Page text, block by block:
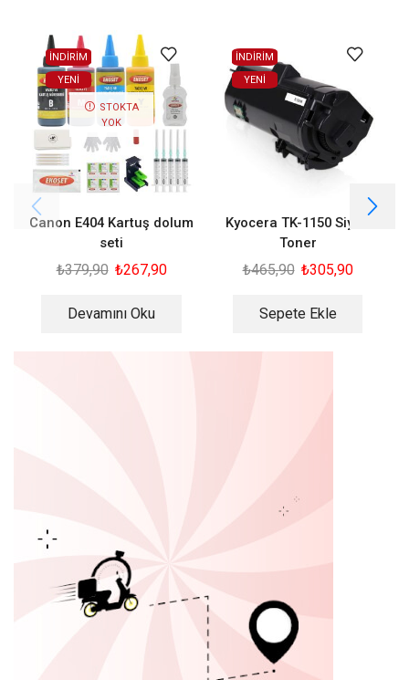
İNDİRİM
YENI
STOKTA
YOK
Canon E404 Kartuş dolum
seti
₺379,90 ₺267,90
Devamını Oku
İNDİRİM
YENI
Kyocera TK-1150 Siyah
Toner
₺465,90 ₺305,90
Sepete Ekle